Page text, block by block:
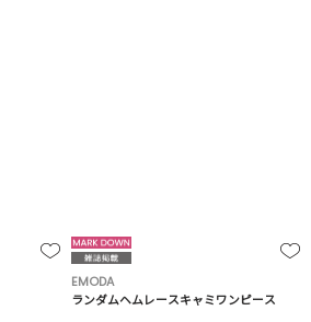
EMODA
ランダムヘムレースキャミワンピース